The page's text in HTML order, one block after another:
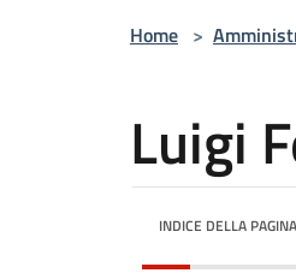
Home >
Luigi
INDICE DELLA PAGINA